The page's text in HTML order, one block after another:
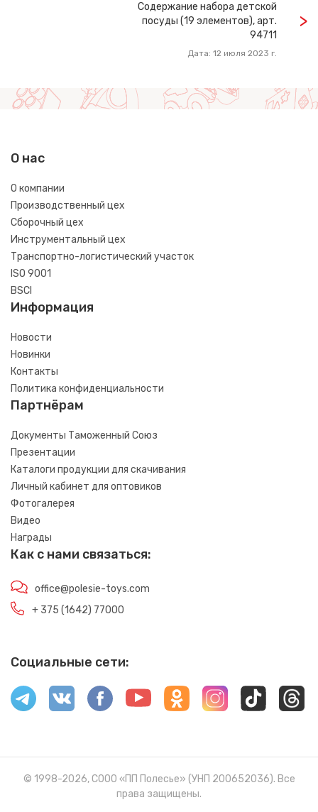
Содержание набора детской
посуды (19 элементов), арт.
94711
Дата: 12 июля 2023 г.
О нас
О компании
Производственный цех
Сборочный цех
Инструментальный цех
Транспортно-логистический участок
ISO 9001
BSCI
Информация
Новости
Новинки
Контакты
Политика конфиденциальности
Партнёрам
Документы Таможенный Союз
Презентации
Каталоги продукции для скачивания
Личный кабинет для оптовиков
Фотогалерея
Видео
Награды
Как с нами связаться:
office@polesie-toys.com
+ 375 (1642) 77000
Социальные сети:
© 1998-2026, СООО «ПП Полесье» (УНП 200652036). Все
права защищены.